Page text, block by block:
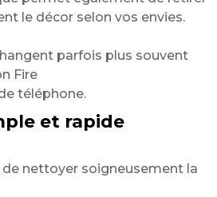
le décor selon vos envies.
parfois plus souvent
Fire
téléphone.
et rapide
nettoyer soigneusement la